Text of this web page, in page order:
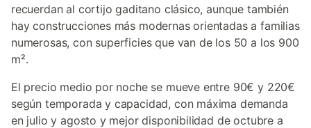
recuerdan al cortijo gaditano clásico, aunque también
hay construcciones más modernas orientadas a familias
numerosas, con superficies que van de los 50 a los 900
m².
El precio medio por noche se mueve entre 90€ y 220€
según temporada y capacidad, con máxima demanda
en julio y agosto y mejor disponibilidad de octubre a